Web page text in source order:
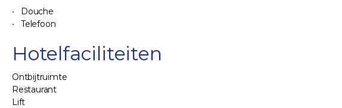
Douche
Telefoon
Hotelfaciliteiten
Ontbijtruimte
Restaurant
Lift